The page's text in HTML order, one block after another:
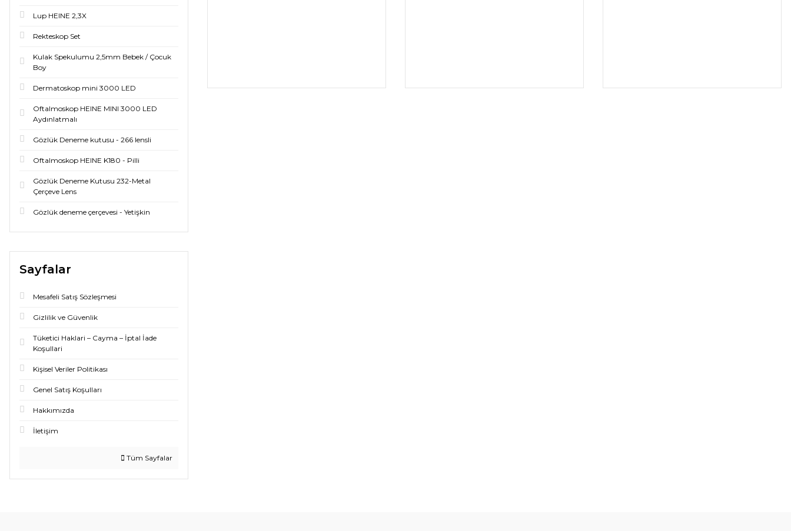
Lup HEINE 2,3X
Rekteskop Set
Kulak Spekulumu 2,5mm Bebek / Çocuk
Boy
Dermatoskop mini 3000 LED
Oftalmoskop HEINE MINI 3000 LED
Aydınlatmalı
Gözlük Deneme kutusu - 266 lensli
Oftalmoskop HEINE K180 - Pilli
Gözlük Deneme Kutusu 232-Metal
Çerçeve Lens
Gözlük deneme çerçevesi - Yetişkin
Sayfalar
Mesafeli Satış Sözleşmesi
Gizlilik ve Güvenlik
Tüketici Haklari – Cayma – İptal İade
Koşullari
Kişisel Veriler Politikası
Genel Satış Koşulları
Hakkımızda
İletişim
Tüm Sayfalar